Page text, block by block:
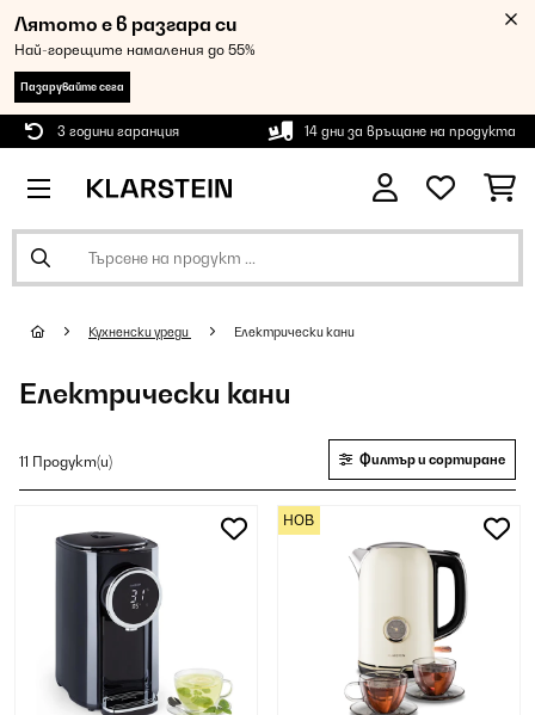
Лятото е в разгара си
Най-горещите намаления до 55%
Пазарувайте сега
3 години гаранция 14 дни за връщане на продукта
Кухненски уреди Електрически кани
Електрически кани
11 Продукт(и) Филтър и сортиране
НОВ